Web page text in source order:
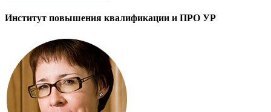
Институт повышения квалификации и ПРО УР